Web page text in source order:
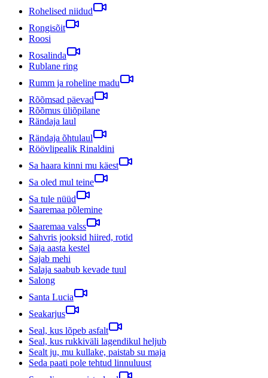
Rohelised niidud
Rongisõit
Roosi
Rosalinda
Rublane ring
Rumm ja roheline madu
Rõõmsad päevad
Rõõmus üliõpilane
Rändaja laul
Rändaja õhtulaul
Röövlipealik Rinaldini
Sa haara kinni mu käest
Sa oled mul teine
Sa tule nüüd
Saaremaa põlemine
Saaremaa valss
Sahvris jooksid hiired, rotid
Saja aasta kestel
Sajab mehi
Salaja saabub kevade tuul
Salong
Santa Lucia
Seakarjus
Seal, kus lõpeb asfalt
Seal, kus rukkiväli lagendikul heljub
Sealt ju, mu kullake, paistab su maja
Seda paati pole tehtud linnuluust